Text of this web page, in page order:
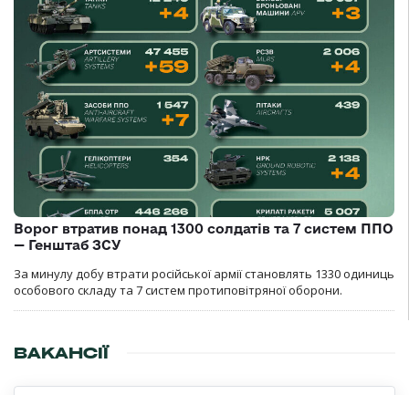
Ворог втратив понад 1300 солдатів та 7 систем ППО
— Генштаб ЗСУ
За минулу добу втрати російської армії становлять 1330 одиниць
особового складу та 7 систем протиповітряної оборони.
ВАКАНСІЇ